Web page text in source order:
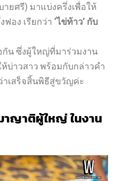
ยศรี) มาแบ่งครึ่งเพื่อให้
อง เรียกว่า ‘ไข่ท้าว’ กับ
น ซึ่งผู้ใหญ่ที่มาร่วมงาน
บ่าวสาว พร้อมกับกล่าวคำ
าเสร็จสิ้นพิธีสู่ขวัญค่ะ
าญาติผู้ใหญ่ ในงาน